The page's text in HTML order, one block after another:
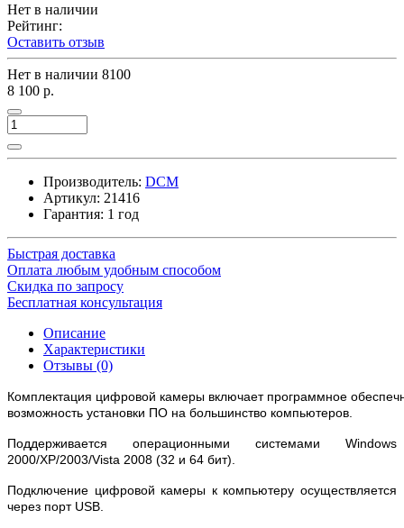
Нет в наличии
Рейтинг:
Оставить отзыв
Нет в наличии 8100
8 100 р.
Производитель: DCM
Артикул: 21416
Гарантия: 1 год
Быстрая доставка
Оплата любым удобным способом
Скидка по запросу
Бесплатная консультация
Описание
Характеристики
Отзывы (0)
Комплектация цифровой камеры включает программное
возможность установки ПО на большинство компьютеров.
Поддерживается операционными системами Windows
2000/XP/2003/Vista 2008 (32 и 64 бит).
Подключение цифровой камеры к компьютеру осуществляется
через порт USB.